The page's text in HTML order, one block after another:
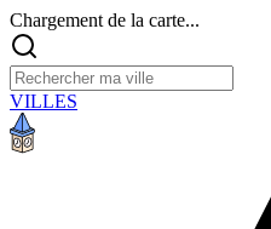
Chargement de la carte...
VILLES